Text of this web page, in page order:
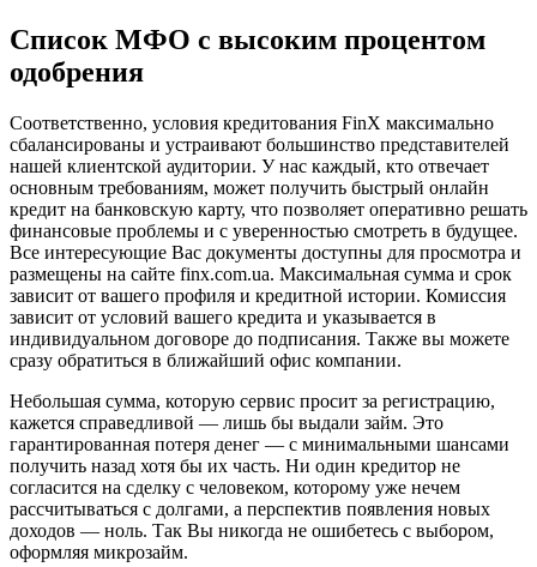
Список МФО с высоким процентом
одобрения
Соответственно, условия кредитования FinX максимально
сбалансированы и устраивают большинство представителей
нашей клиентской аудитории. У нас каждый, кто отвечает
основным требованиям, может получить быстрый онлайн
кредит на банковскую карту, что позволяет оперативно решать
финансовые проблемы и с уверенностью смотреть в будущее.
Все интересующие Вас документы доступны для просмотра и
размещены на сайте finx.com.ua. Максимальная сумма и срок
зависит от вашего профиля и кредитной истории. Комиссия
зависит от условий вашего кредита и указывается в
индивидуальном договоре до подписания. Также вы можете
сразу обратиться в ближайший офис компании.
Небольшая сумма, которую сервис просит за регистрацию,
кажется справедливой — лишь бы выдали займ. Это
гарантированная потеря денег — с минимальными шансами
получить назад хотя бы их часть. Ни один кредитор не
согласится на сделку с человеком, которому уже нечем
рассчитываться с долгами, а перспектив появления новых
доходов — ноль. Так Вы никогда не ошибетесь с выбором,
оформляя микрозайм.